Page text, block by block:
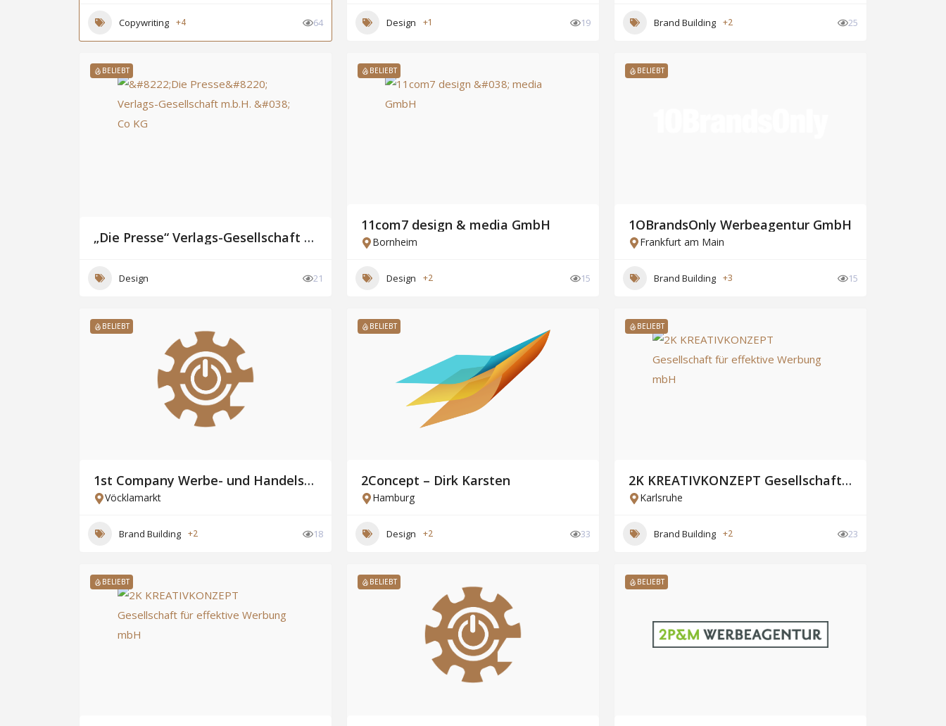
Copywriting +4 64 Design +1 19 Brand Building +2 25
BELIEBT
„Die Presse“ Verlags-Gesellschaft m.b.H. & Co KG
Design 21
BELIEBT
11com7 design & media GmbH
Bornheim
Design +2 15
BELIEBT
1OBrandsOnly Werbeagentur GmbH
Frankfurt am Main
Brand Building +3 15
BELIEBT
1st Company Werbe- und Handelsagentur GmbH
Vöcklamarkt
Brand Building +2 18
BELIEBT
2Concept – Dirk Karsten
Hamburg
Design +2 33
BELIEBT
2K KREATIVKONZEPT Gesellschaft für effektive Werbung mbH
Karlsruhe
Brand Building +2 23
BELIEBT BELIEBT BELIEBT